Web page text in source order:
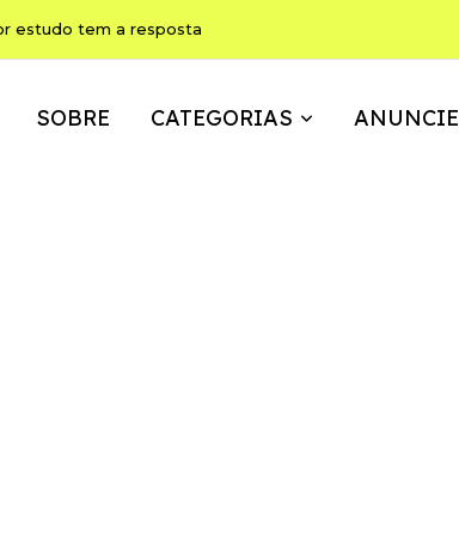
estudo tem a resposta
SOBRE CATEGORIAS ANUNCIE